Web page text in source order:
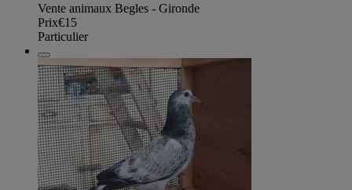
Vente animaux Begles - Gironde
Prix€15
Particulier